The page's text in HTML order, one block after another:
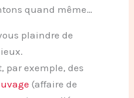
quand même…
plaindre de
par exemple, des
(affaire de